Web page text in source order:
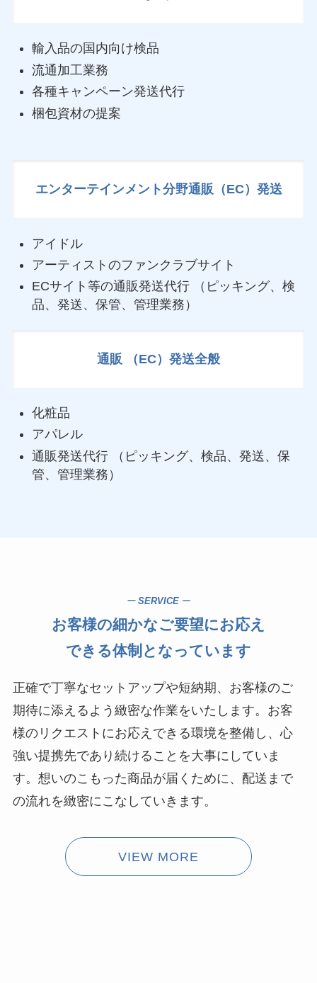
輸入品の国内向け検品
流通加工業務
各種キャンペーン発送代行
梱包資材の提案
エンターテインメント分野通販（EC）発送
アイドル
アーティストのファンクラブサイト
ECサイト等の通販発送代行 （ピッキング、検
品、発送、保管、管理業務）
通販 （EC）発送全般
化粧品
アパレル
通販発送代行 （ピッキング、検品、発送、保
管、管理業務）
ー SERVICE ー
お客様の細かなご要望にお応え
できる体制となっています
正確で丁寧なセットアップや短納期、お客様のご
期待に添えるよう緻密な作業をいたします。お客
様のリクエストにお応えできる環境を整備し、心
強い提携先であり続けることを大事にしていま
す。想いのこもった商品が届くために、配送まで
の流れを緻密にこなしていきます。
VIEW MORE